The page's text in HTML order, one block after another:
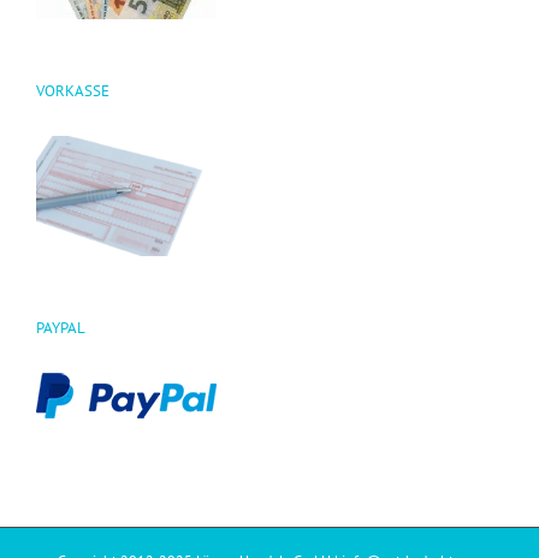
VORKASSE
PAYPAL